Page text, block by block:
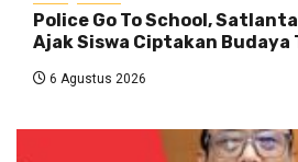
Police Go To School,
Ajak Siswa Ciptakan
6 Agustus 2026